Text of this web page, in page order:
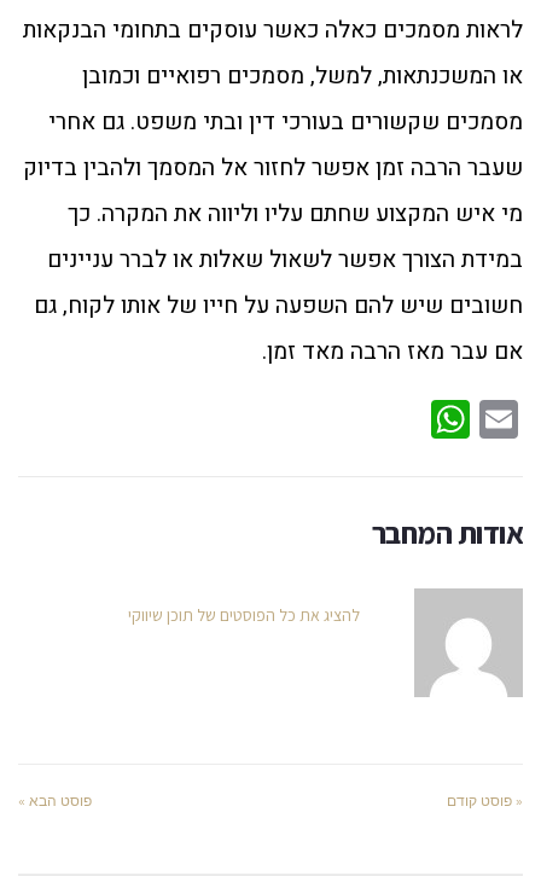
לראות מסמכים כאלה כאשר עוסקים בתחומי הבנקאות
או המשכנתאות, למשל, מסמכים רפואיים וכמובן
מסמכים שקשורים בעורכי דין ובתי משפט. גם אחרי
שעבר הרבה זמן אפשר לחזור אל המסמך ולהבין בדיוק
מי איש המקצוע שחתם עליו וליווה את המקרה. כך
במידת הצורך אפשר לשאול שאלות או לברר עניינים
חשובים שיש להם השפעה על חייו של אותו לקוח, גם
אם עבר מאז הרבה מאד זמן.
Email
אודות המחבר
להציג את כל הפוסטים של תוכן שיווקי
« פוסט קודם פוסט הבא »